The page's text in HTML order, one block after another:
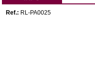
Ref.: RL-PA0025